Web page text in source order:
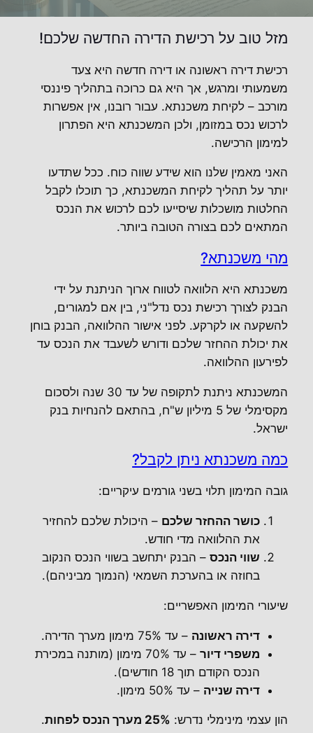
מזל טוב על רכישת הדירה החדשה שלכם!
רכישת דירה ראשונה או דירה חדשה היא צעד
משמעותי ומרגש, אך היא גם כרוכה בתהליך פיננסי
מורכב – לקיחת משכנתא. עבור רובנו, אין אפשרות
לרכוש נכס במזומן, ולכן המשכנתא היא הפתרון
למימון הרכישה.
האני מאמין שלנו הוא שידע שווה כוח. ככל שתדעו
יותר על תהליך לקיחת המשכנתא, כך תוכלו לקבל
החלטות מושכלות שיסייעו לכם לרכוש את הנכס
המתאים לכם בצורה הטובה ביותר.
מהי משכנתא?
משכנתא היא הלוואה לטווח ארוך הניתנת על ידי
הבנק לצורך רכישת נכס נדל"ני, בין אם למגורים,
להשקעה או לקרקע. לפני אישור ההלוואה, הבנק בוחן
את יכולת ההחזר שלכם ודורש לשעבד את הנכס עד
לפירעון ההלוואה.
המשכנתא ניתנת לתקופה של עד 30 שנה ולסכום
מקסימלי של 5 מיליון ש"ח, בהתאם להנחיות בנק
ישראל.
כמה משכנתא ניתן לקבל?
גובה המימון תלוי בשני גורמים עיקריים:
כושר ההחזר שלכם – היכולת שלכם להחזיר
את ההלוואה מדי חודש.
שווי הנכס– הבנק יתחשב בשווי הנכס הנקוב
בחוזה או בהערכת השמאי (הנמוך מביניהם).
שיעורי המימון האפשריים:
דירה ראשונה – עד 75% מימון מערך הדירה.
משפרי דיור
– עד 70% מימון (מותנה במכירת
הנכס הקודם תוך 18 חודשים).
דירה שנייה – עד 50% מימון.
הון עצמי מינימלי נדרש: 25% מערך הנכס לפחות .